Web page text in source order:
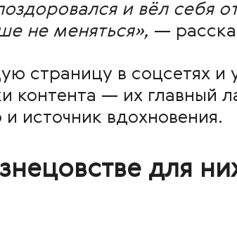
и вёл себя
не меняться», —
страницу в соцсетях
контента — их главный
источник вдохновения.
для